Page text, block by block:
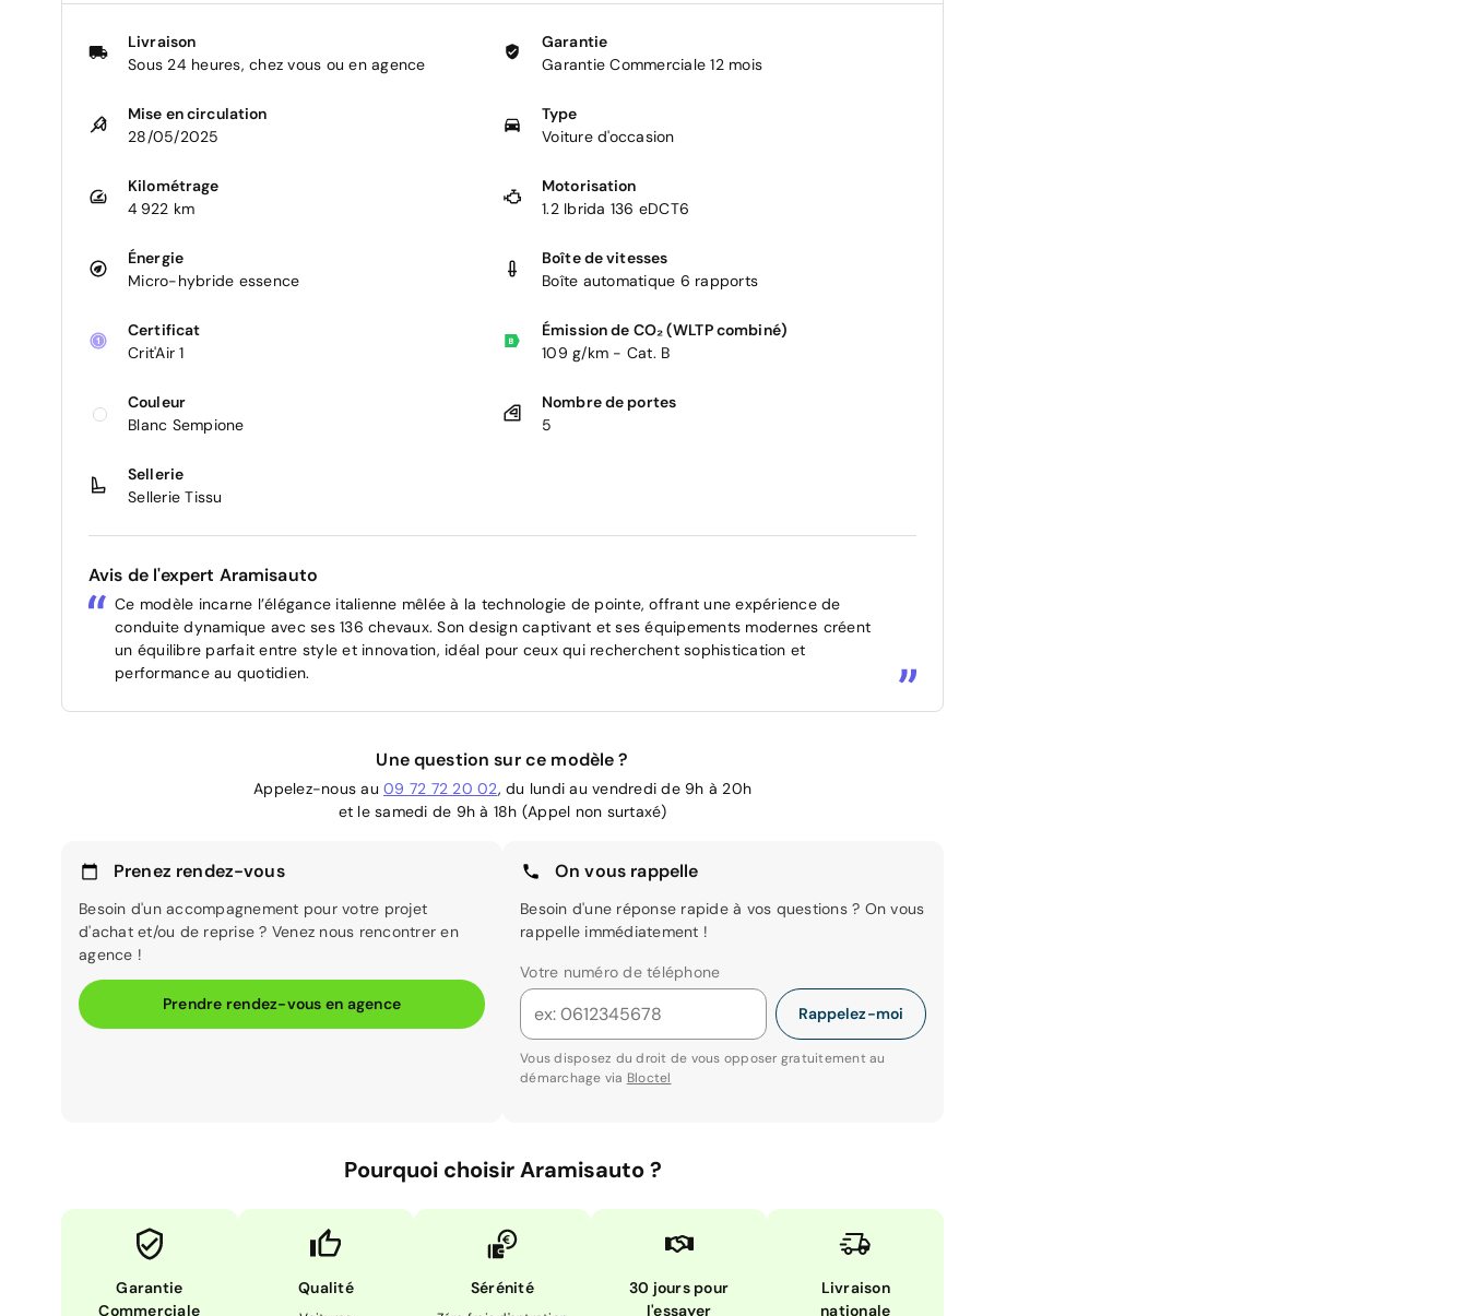
Livraison
Sous 24 heures, chez vous ou en agence
Garantie
Garantie Commerciale 12 mois
Mise en circulation
28/05/2025
Type
Voiture d'occasion
Kilométrage
4 922 km
Motorisation
1.2 Ibrida 136 eDCT6
Énergie
Micro-hybride essence
Boîte de vitesses
Boîte automatique 6 rapports
Certificat
Crit'Air 1
Émission de CO₂ (WLTP combiné)
109 g/km - Cat. B
Couleur
Blanc Sempione
Nombre de portes
5
Sellerie
Sellerie Tissu
Avis de l'expert Aramisauto
Ce modèle incarne l’élégance italienne mêlée à la technologie de pointe, offrant une expérience de
conduite dynamique avec ses 136 chevaux. Son design captivant et ses équipements modernes créent
un équilibre parfait entre style et innovation, idéal pour ceux qui recherchent sophistication et
performance au quotidien.
Une question sur ce modèle ?
Appelez-nous au 09 72 72 20 02, du lundi au vendredi de 9h à 20h
et le samedi de 9h à 18h (Appel non surtaxé)
Prenez rendez-vous
Besoin d'un accompagnement pour votre projet
d'achat et/ou de reprise ? Venez nous rencontrer en
agence !
Prendre rendez-vous en agence
On vous rappelle
Besoin d'une réponse rapide à vos questions ? On vous
rappelle immédiatement !
Votre numéro de téléphone
Rappelez-moi
Vous disposez du droit de vous opposer gratuitement au
démarchage via Bloctel
Pourquoi choisir Aramisauto ?
Garantie
Commerciale
Qualité Sérénité
30 jours pour
l'essayer
Livraison
nationale